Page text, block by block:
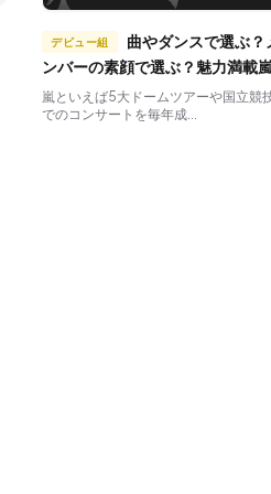
デビュー組
ンバーの素顔で選ぶ？魅力満載
コンサートDVD
嵐といえば5大ドームツアーや国立競
でのコンサートを毎年成...